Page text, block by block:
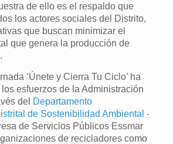
de ello es el respaldo que
los actores sociales del Distrito,
que buscan minimizar el
que genera la producción de
‘Únete y Cierra Tu Ciclo’ ha
esfuerzos de la Administración
del Departamento
de Sostenibilidad Ambiental -
de Servicios Públicos Essmar
de recicladores como